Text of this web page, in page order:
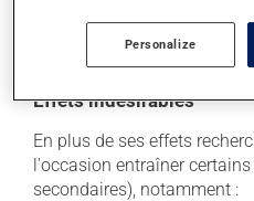
magnésium ou zinc).
Effets indésirables
En plus de ses effets
l'occasion entraîner
secondaires), notamment :
Personalize